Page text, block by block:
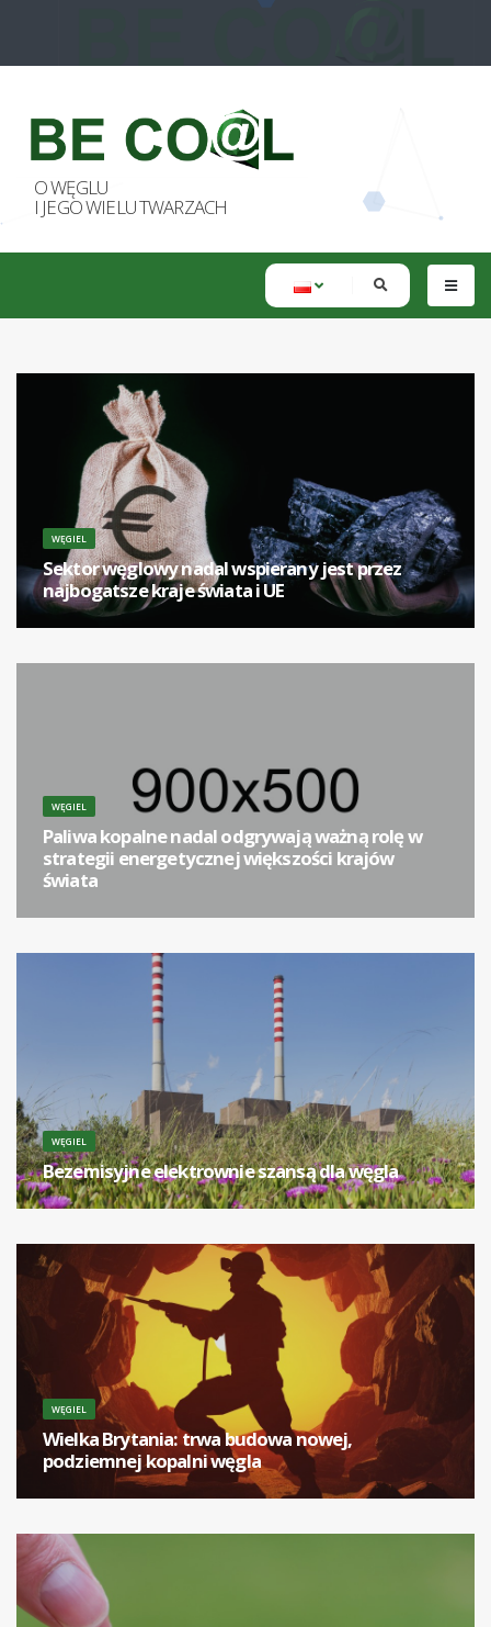
O WĘGLU
I JEGO WIELU TWARZACH
WĘGIEL
Sektor węglowy nadal wspierany jest przez
najbogatsze kraje świata i UE
WĘGIEL
Paliwa kopalne nadal odgrywają ważną rolę w
strategii energetycznej większości krajów
świata
WĘGIEL
Bezemisyjne elektrownie szansą dla węgla
[...]
WĘGIEL
Wielka Brytania: trwa budowa nowej,
podziemnej kopalni węgla